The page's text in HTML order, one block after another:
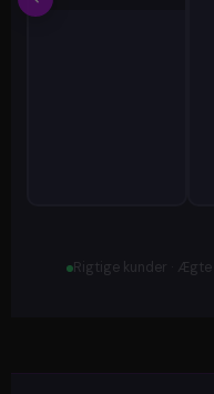
Rigtige kunder ·